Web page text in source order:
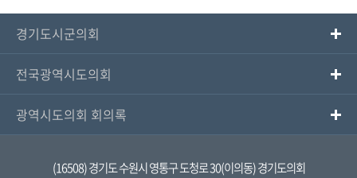
경기도시군의회
전국광역시도의회
광역시도의회 회의록
(16508) 경기도 수원시 영통구 도청로 30(이의동) 경기도의회